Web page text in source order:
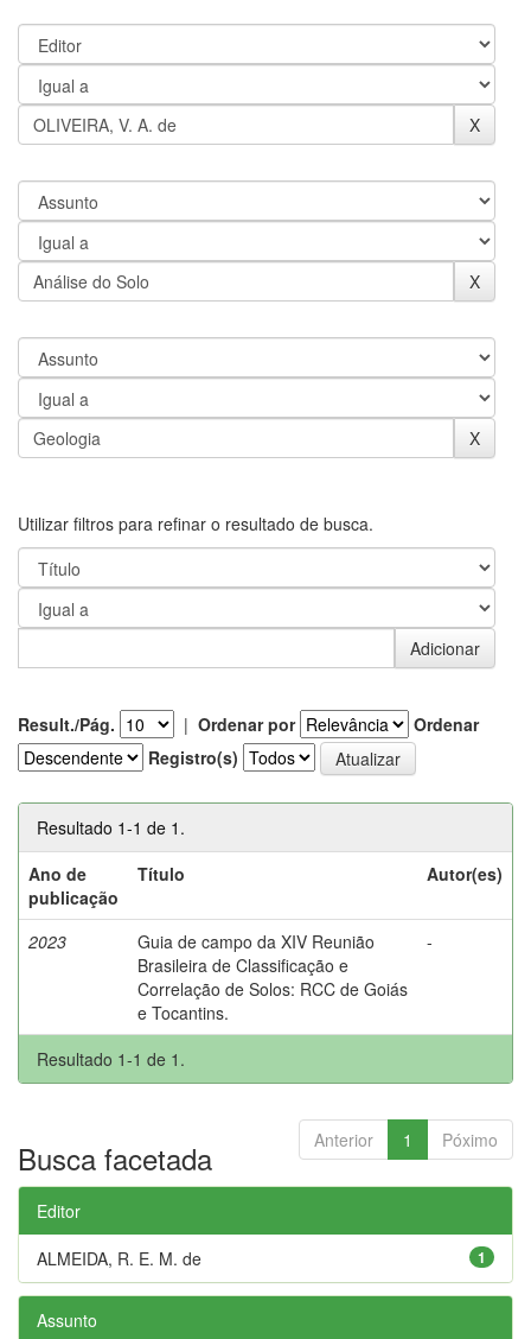
Utilizar filtros para refinar o resultado de busca.
Result./Pág. | Ordenar por
Ordenar
Registro(s)
Resultado 1-1 de 1.
Ano de
publicação
Título Autor(es)
2023
Guia de campo da XIV Reunião
Brasileira de Classificação e
Correlação de Solos: RCC de Goiás
e Tocantins.
-
Resultado 1-1 de 1.
Anterior 1 Póximo
Busca facetada
Editor
1
ALMEIDA, R. E. M. de
Assunto